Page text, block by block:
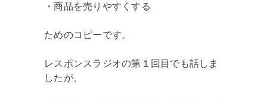
・商品を売りやすくする
ためのコピーです。
レスポンスラジオの第１回目でも話しま
したが、